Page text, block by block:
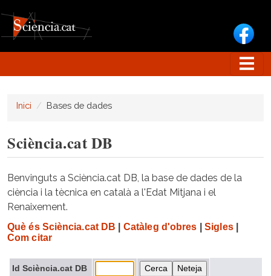
Inici Bases de dades
Sciència.cat DB
Benvinguts a Sciència.cat DB, la base de dades de la
ciència i la tècnica en català a l'Edat Mitjana i el
Renaixement.
Què és Sciència.cat DB Catàleg d'obres Sigles|
Com citar
Id Sciència.cat DB